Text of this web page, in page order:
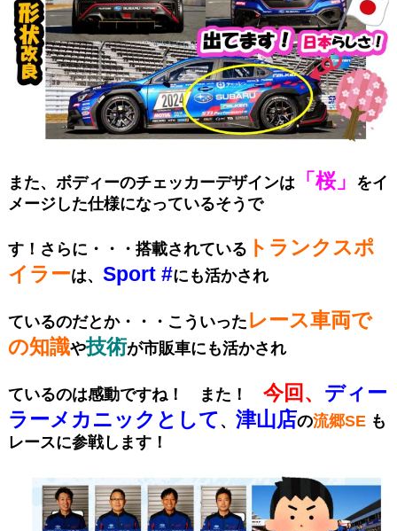
また、ボディーのチェッカーデザインは「桜」 をイ
メージした仕様になっているそうで
す！さらに・・・搭載されている トランクスポ
イラーは、 Sport #に も活かされ
ているのだとか・・・こういった レース車両で
の知識や技術が市販車にも活かされ
ているのは感動ですね！ また！ 今回、 ディー
ラーメカニックとして、 津山店の流郷SEも
レースに参戦します！